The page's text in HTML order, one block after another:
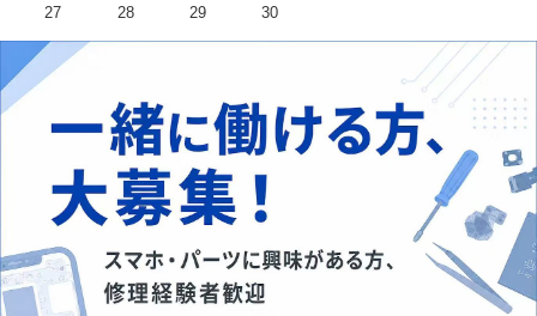
27
28 29 30